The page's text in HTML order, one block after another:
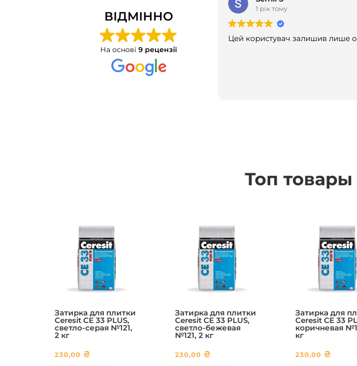
ВІДМІННО
На основі9 рецензії
1 рік тому
Цей користувач залишив лише
Топ
Затирка для плитки
Ceresit CE 33 PLUS,
светло-серая №121,
2 кг
230,00 ₴
Затирка для плитки
Ceresit CE 33 PLUS,
светло-бежевая
№121, 2 кг
230,00 ₴
Затирка для
Ceresit CE 33
коричневая
кг
230,00 ₴